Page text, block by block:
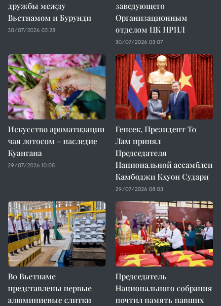
дружбы между
Вьетнамом и Бурунди
30/07/2026 03:28
заведующего
Организационным
отделом ЦК НРПЛ
30/07/2026 03:07
Искусство ароматизации
чая лотосом – наследие
Куангана
29/07/2026 10:05
Генсек, Президент То
Лам принял
Председателя
Национальной ассамблеи
Камбоджи Кхуон Судари
29/07/2026 08:03
Во Вьетнаме
представлены первые
алюминиевые слитки
Председатель
Национального собрания
почтил память павших